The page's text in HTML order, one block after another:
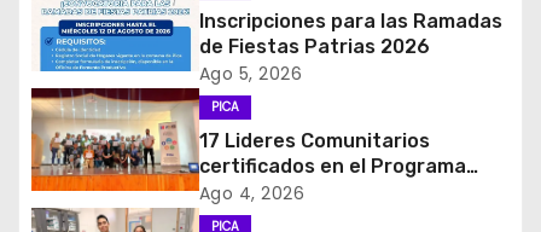
i
ó
n
d
Inscripciones para las Ramadas
de Fiestas Patrias 2026
Ago 5, 2026
PICA
17 Lideres Comunitarios
certificados en el Programa
MÁS AMA
Ago 4, 2026
PICA